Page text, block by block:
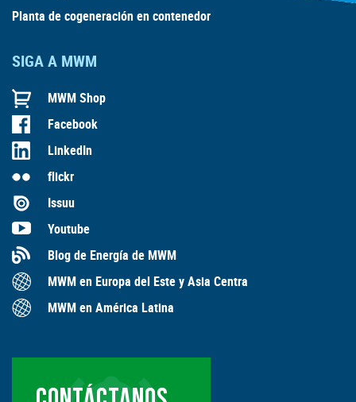
Planta de cogeneración en contenedor
SIGA A MWM
MWM Shop
Facebook
LinkedIn
flickr
Issuu
Youtube
Blog de Energía de MWM
MWM en Europa del Este y Asia Centra
MWM en América Latina